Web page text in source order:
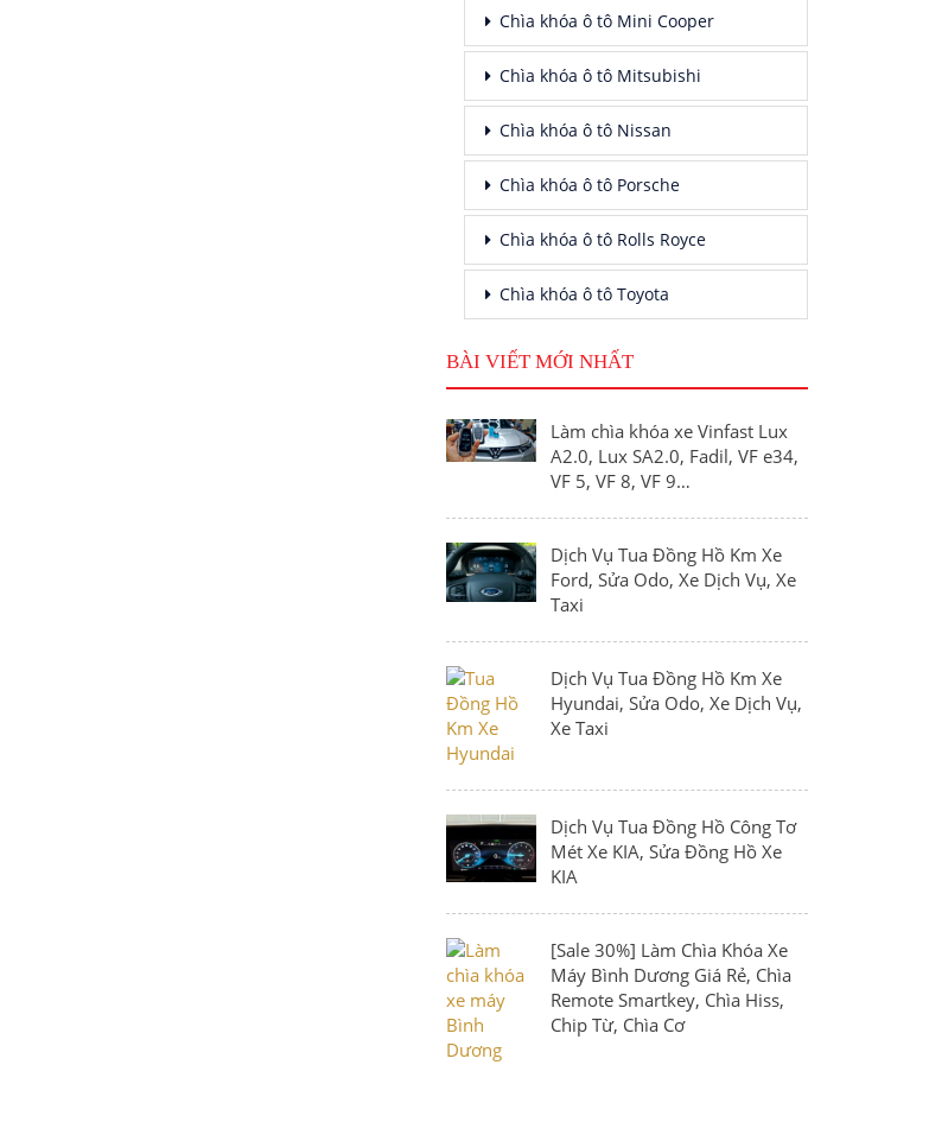
Chìa khóa ô tô Mini Cooper
Chìa khóa ô tô Mitsubishi
Chìa khóa ô tô Nissan
Chìa khóa ô tô Porsche
Chìa khóa ô tô Rolls Royce
Chìa khóa ô tô Toyota
BÀI VIẾT MỚI NHẤT
Làm chìa khóa xe Vinfast Lux
A2.0, Lux SA2.0, Fadil, VF e34,
VF 5, VF 8, VF 9…
Dịch Vụ Tua Đồng Hồ Km Xe
Ford, Sửa Odo, Xe Dịch Vụ, Xe
Taxi
Dịch Vụ Tua Đồng Hồ Km Xe
Hyundai, Sửa Odo, Xe Dịch Vụ,
Xe Taxi
Dịch Vụ Tua Đồng Hồ Công Tơ
Mét Xe KIA, Sửa Đồng Hồ Xe
KIA
[Sale 30%] Làm Chìa Khóa Xe
Máy Bình Dương Giá Rẻ, Chìa
Remote Smartkey, Chìa Hiss,
Chip Từ, Chìa Cơ